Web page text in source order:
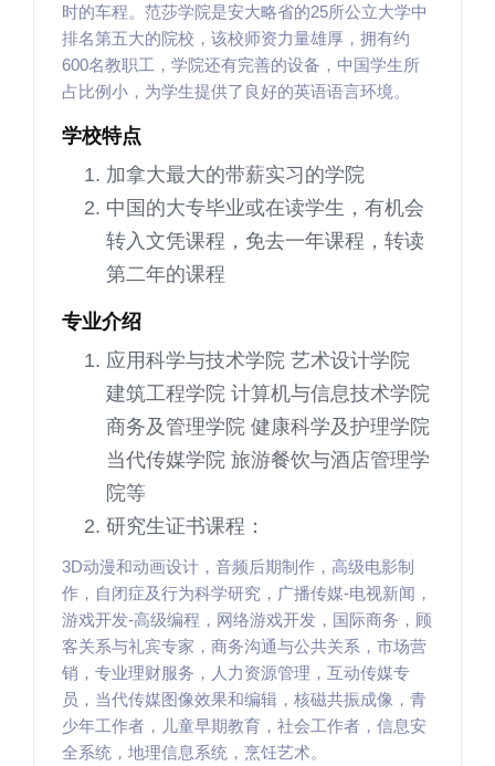
时的车程。范莎学院是安大略省的25所公立大学中
排名第五大的院校，该校师资力量雄厚，拥有约
600名教职工，学院还有完善的设备，中国学生所
占比例小，为学生提供了良好的英语语言环境。
学校特点
加拿大最大的带薪实习的学院
中国的大专毕业或在读学生，有机会
转入文凭课程，免去一年课程，转读
第二年的课程
专业介绍
应用科学与技术学院 艺术设计学院
建筑工程学院 计算机与信息技术学院
商务及管理学院 健康科学及护理学院
当代传媒学院 旅游餐饮与酒店管理学
院等
研究生证书课程：
3D动漫和动画设计，音频后期制作，高级电影制
作，自闭症及行为科学研究，广播传媒-电视新闻，
游戏开发-高级编程，网络游戏开发，国际商务，顾
客关系与礼宾专家，商务沟通与公共关系，市场营
销，专业理财服务，人力资源管理，互动传媒专
员，当代传媒图像效果和编辑，核磁共振成像，青
少年工作者，儿童早期教育，社会工作者，信息安
全系统，地理信息系统，烹饪艺术。